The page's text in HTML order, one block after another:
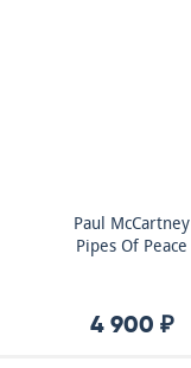
Paul McCartney
Pipes Of Peace
4 900 ₽